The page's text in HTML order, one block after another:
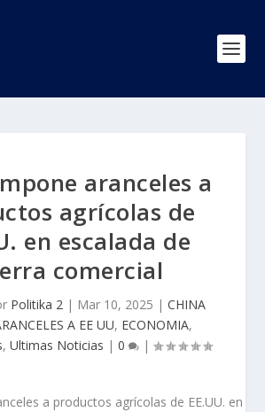
aranceles a
agrícolas de
en escalada de
comercial
Politika 2| Mar 10, 2025 | CHINA
A EE UU, ECONOMIA,
, Ultimas Noticias | 0 |